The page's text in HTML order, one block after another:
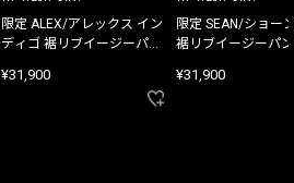
限定 ALEX/アレックス イン
ディゴ 裾リブイージーパン
¥31,900
限定 SEAN/ショー
裾リブイージーパ
¥31,900